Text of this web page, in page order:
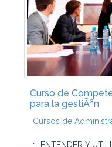
Curso de
para la gestiÃ³n
Cursos de
1. ENTENDER Y